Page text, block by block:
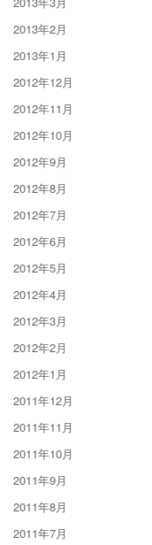
2013年2月
2013年1月
2012年12月
2012年11月
2012年10月
2012年9月
2012年8月
2012年7月
2012年6月
2012年5月
2012年4月
2012年3月
2012年2月
2012年1月
2011年12月
2011年11月
2011年10月
2011年9月
2011年8月
2011年7月